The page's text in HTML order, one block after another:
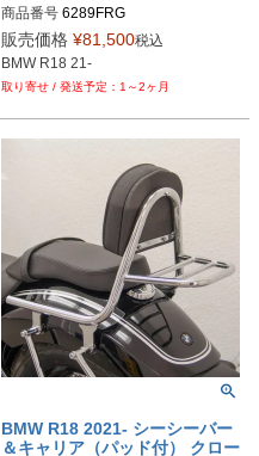
商品番号 6289FRG
販売価格 ¥81,500税込
BMW R18 21-
1～2ヶ月
BMW R18 2021- シーシーバー
＆キャリア（パッド付） クロー